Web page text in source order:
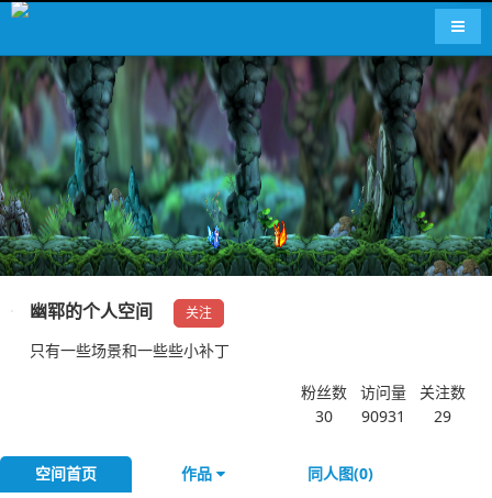
导航
幽郓的个人空间 关注
只有一些场景和一些些小补丁
粉丝数
30
访问量
90931
关注数
29
空间首页 作品
同人图(0)